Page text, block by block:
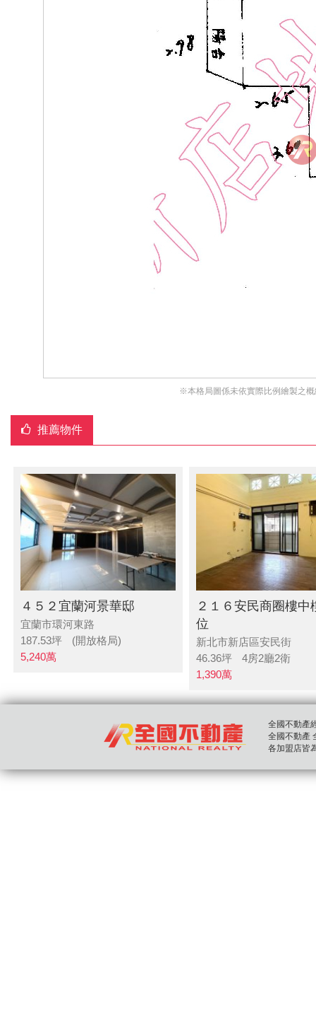
※本格局圖係未依實際比例繪製之
推薦物件
４５２宜蘭河景華邸
宜蘭市環河東路
187.53坪
(開放格局)
5,240萬
２１６安民商圈樓中
位
新北市新店區安民街
46.36坪
4房2廳2衛
1,390萬
全國不動產
全國不動產
各加盟店皆